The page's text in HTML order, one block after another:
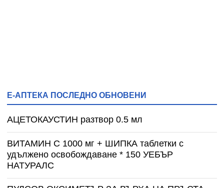
Е-АПТЕКА ПОСЛЕДНО ОБНОВЕНИ
АЦЕТОКАУСТИН разтвор 0.5 мл
ВИТАМИН С 1000 мг + ШИПКА таблетки с
удължено освобождаване * 150 УЕБЪР
НАТУРАЛС